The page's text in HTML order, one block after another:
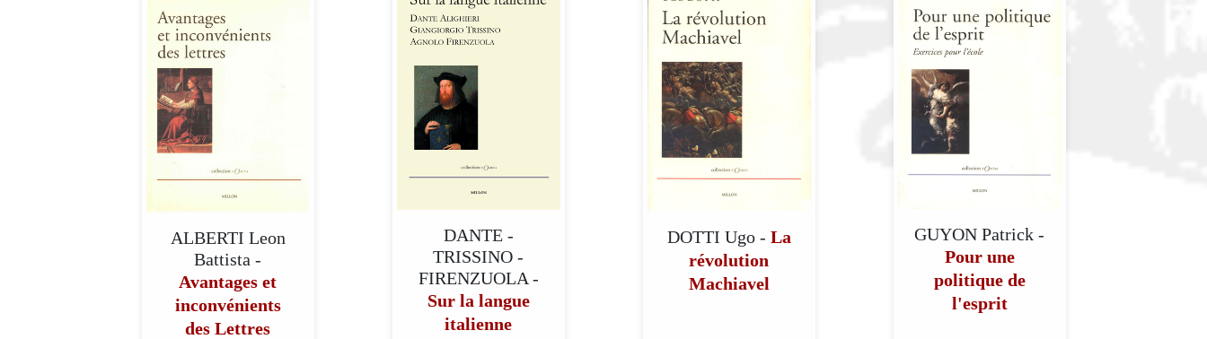
ALBERTI Leon
Battista -
Avantages et
inconvénients
des Lettres
DANTE -
TRISSINO -
FIRENZUOLA -
Sur la langue
italienne
DOTTI Ugo - La
révolution
Machiavel
GUYON Patrick -
Pour une
politique de
l'esprit